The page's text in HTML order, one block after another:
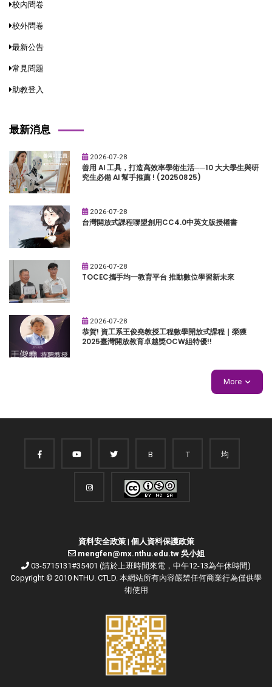
校內問卷
校外問卷
最新公告
常見問題
助教登入
最新消息
2026-07-28
善用 AI 工具，打造高效率學術生活──10 大大學生與研
究生必備 AI 幫手推薦 ! (20250825)
2026-07-28
台灣開放式課程聯盟創用CC4.0中英文版授權書
2026-07-28
TOCEC攜手均一教育平台 推動數位學習新未來
2026-07-28
恭賀! 資工系王俊堯教授工程數學開放式課程｜榮獲
2025臺灣開放教育卓越獎OCW組特優!!
More
B T 均
資料安全政策| 個人資料保護政策
mengfen@mx.nthu.edu.tw 吳小姐
03-5715131#35401 (請於上班時間來電，中午12-13為午休時間)
Copyright © 2010 NTHU. CTLD. 本網站所有內容嚴禁任何商業行為僅供學
術使用